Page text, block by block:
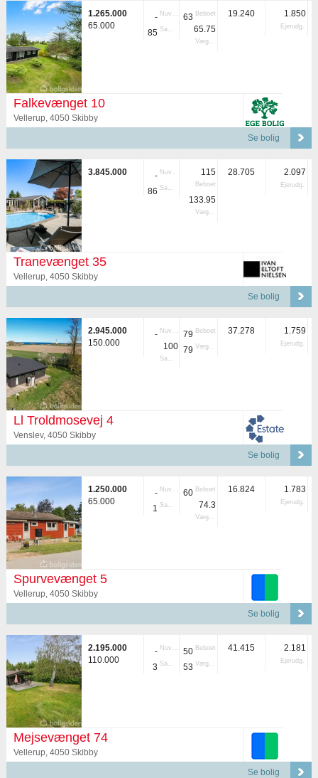
1.265.000
65.000
- Nuvær.
85 Samlet
63 Beboet
65.75
Vægtet
19.240 1.850
Ejerudg.
Falkevænget 10
Vellerup, 4050 Skibby
Se bolig
3.845.000 - Nuvær.
86 Samlet
115
Beboet
133.95
Vægtet
28.705 2.097
Ejerudg.
Tranevænget 35
Vellerup, 4050 Skibby
Se bolig
2.945.000
150.000
- Nuvær.
100
Samlet
79 Beboet
79 Vægtet
37.278 1.759
Ejerudg.
Ll Troldmosevej 4
Venslev, 4050 Skibby
Se bolig
1.250.000
65.000
- Nuvær.
1 Samlet
60 Beboet
74.3
Vægtet
16.824 1.783
Ejerudg.
Spurvevænget 5
Vellerup, 4050 Skibby
Se bolig
2.195.000
110.000
- Nuvær.
3 Samlet
50 Beboet
53 Vægtet
41.415 2.181
Ejerudg.
Mejsevænget 74
Vellerup, 4050 Skibby
Se bolig